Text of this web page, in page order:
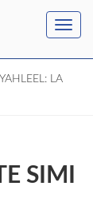
YAHLEEL: LA
SIMI